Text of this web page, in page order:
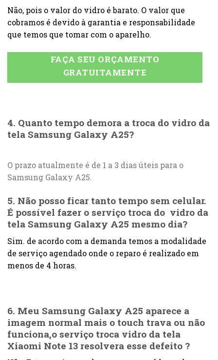
Não, pois o valor do vidro é barato. O valor que
cobramos é devido à garantia e responsabilidade
que temos que tomar com o aparelho.
FAÇA SEU ORÇAMENTO
GRATUITAMENTE
4. Quanto tempo demora a troca do vidro da
tela Samsung Galaxy A25?
O prazo atualmente é de 1 a 3 dias úteis para o
Samsung Galaxy A25.
5. Não posso ficar tanto tempo sem celular.
É possível fazer o serviço troca do vidro da
tela Samsung Galaxy A25 mesmo dia?
Sim. de acordo com a demanda temos a modalidade
de serviço agendado onde o reparo é realizado em
menos de 4 horas.
6. Meu Samsung Galaxy A25 aparece a
imagem normal mais o touch trava ou não
funciona,o serviço troca vidro da tela
Xiaomi Note 13 resolvera esse defeito ?